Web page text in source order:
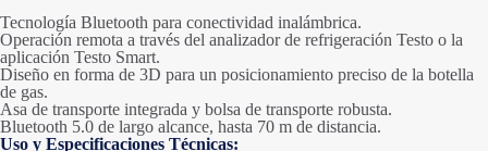
Tecnología Bluetooth para conectividad inalámbrica.
Operación remota a través del analizador de refrigeración Testo o la
aplicación Testo Smart.
Diseño en forma de 3D para un posicionamiento preciso de la botella
de gas.
Asa de transporte integrada y bolsa de transporte robusta.
Bluetooth 5.0 de largo alcance, hasta 70 m de distancia.
Uso y Especificaciones Técnicas: